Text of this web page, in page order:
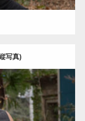
写真)